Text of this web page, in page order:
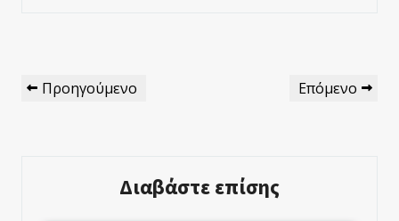
Πλοήγηση
Άρθρων
Προηγούμενο
Προηγούμενο
Επόμενο
Επόμενο
Διαβάστε επίσης